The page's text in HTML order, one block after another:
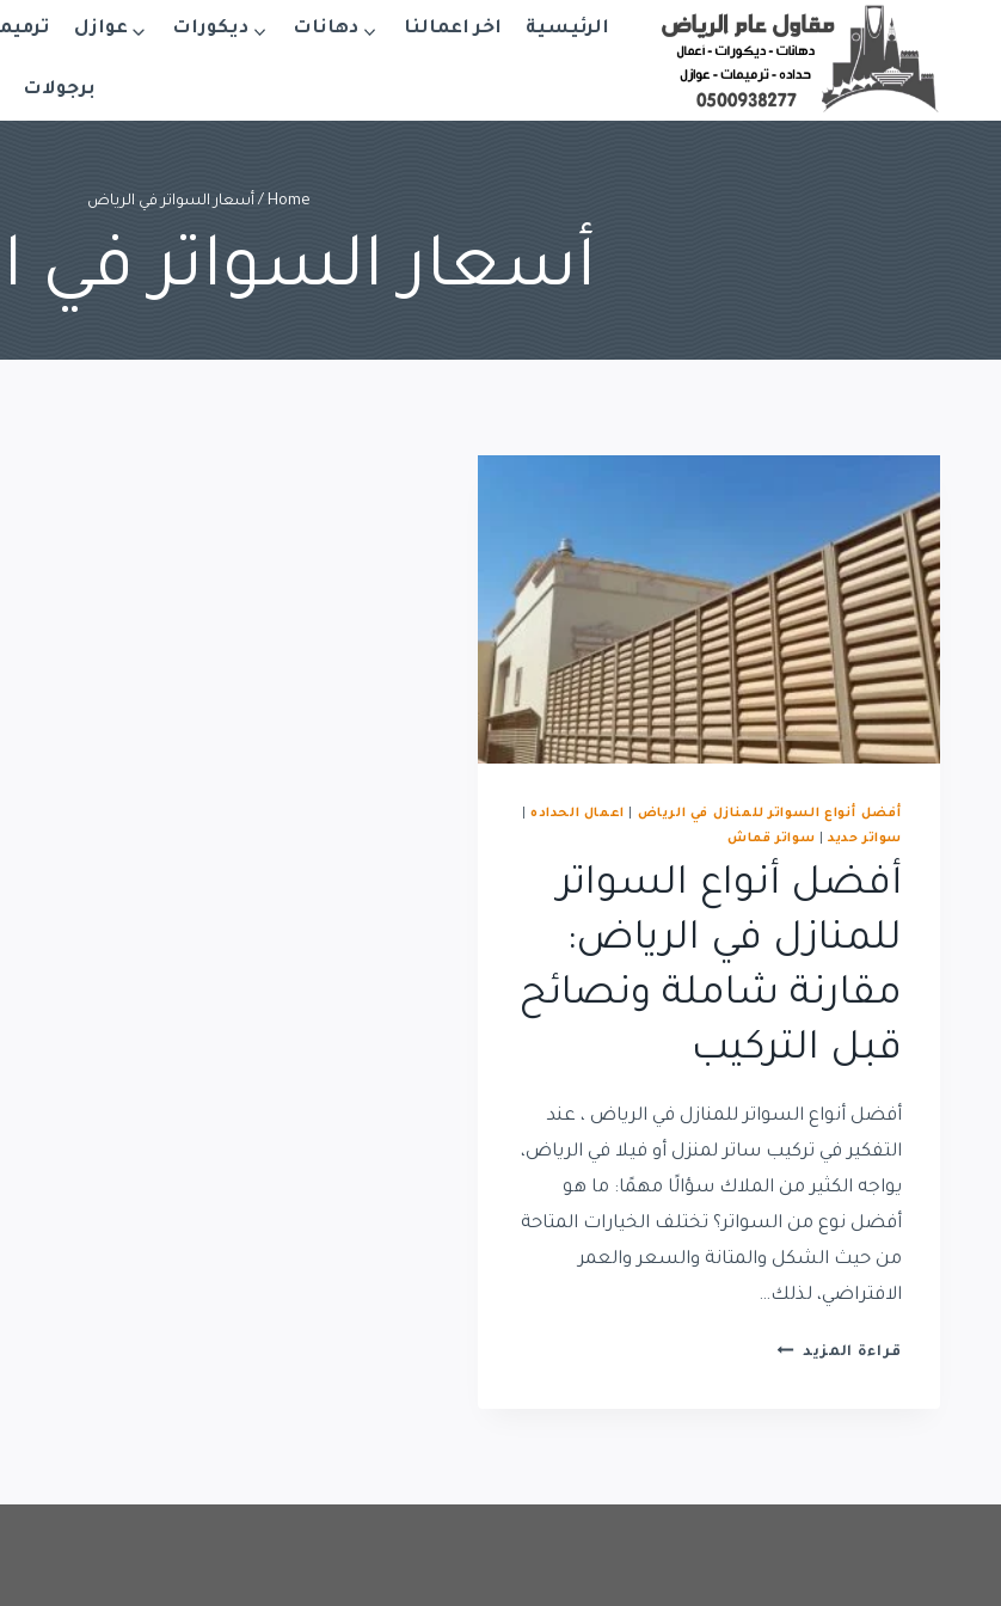
content
الرئيسية اخر اعمالنا دهانات ديكورات عوازل
برجولات
Home
/ أسعار السواتر في الرياض
أسعار السواتر في
أفضل أنواع السواتر للمنازل في الرياض اعمال الحداده|
سواتر حديد| سواتر قماش
أفضل أنواع السواتر
للمنازل في الرياض:
مقارنة شاملة ونصائح
قبل التركيب
أفضل أنواع السواتر للمنازل في الرياض ، عند
التفكير في تركيب ساتر لمنزل أو فيلا في الرياض،
يواجه الكثير من الملاك سؤالًا مهمًا: ما هو
أفضل نوع من السواتر؟ تختلف الخيارات المتاحة
من حيث الشكل والمتانة والسعر والعمر
الافتراضي، لذلك…
قراءة المزيد أفضل